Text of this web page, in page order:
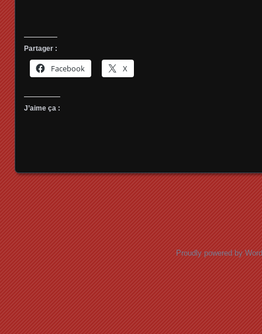
Partager :
Facebook X
J’aime ça :
Proudly powered by